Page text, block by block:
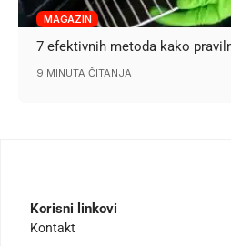
MAGAZIN
7 efektivnih metoda kako
9 MINUTA ČITANJA
Korisni linkovi
Kontakt